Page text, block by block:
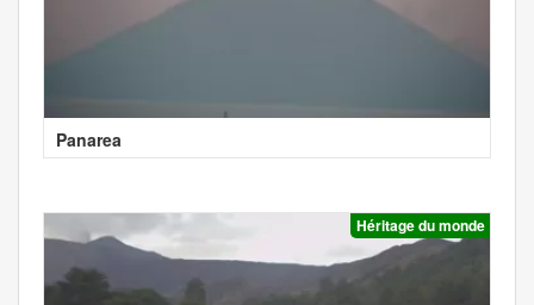
Panarea
Héritage du monde